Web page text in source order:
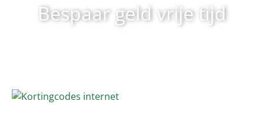
Bespaar geld vrije tijd